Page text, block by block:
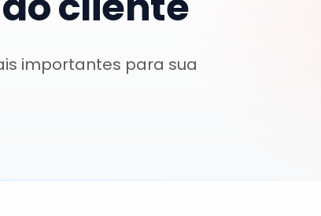
importantes para sua